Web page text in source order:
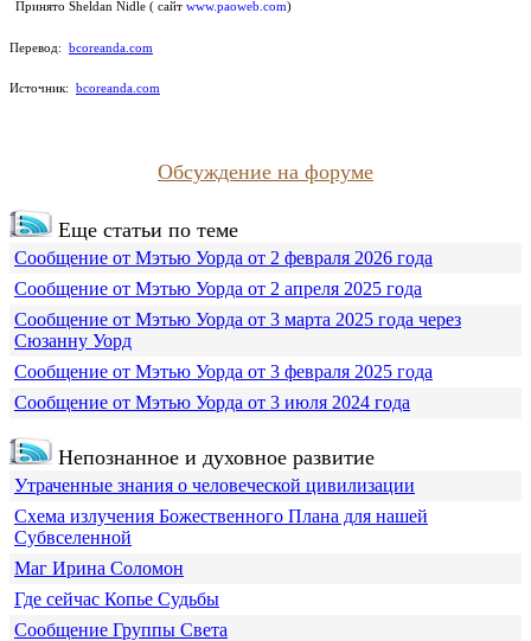
Принято Sheldan Nidle ( сайт www.paoweb.com)
Перевод: bcoreanda.com
Источник: bcoreanda.com
Обсуждение на форуме
Еще статьи по теме
Сообщение от Мэтью Уорда от 2 февраля 2026 года
Сообщение от Мэтью Уорда от 2 апреля 2025 года
Сообщение от Мэтью Уорда от 3 марта 2025 года через
Сюзанну Уорд
Сообщение от Мэтью Уорда от 3 февраля 2025 года
Сообщение от Мэтью Уорда от 3 июля 2024 года
Непознанное и духовное развитие
Утраченные знания о человеческой цивилизации
Схема излучения Божественного Плана для нашей
Субвселенной
Маг Ирина Соломон
Где сейчас Копье Судьбы
Сообщение Группы Света